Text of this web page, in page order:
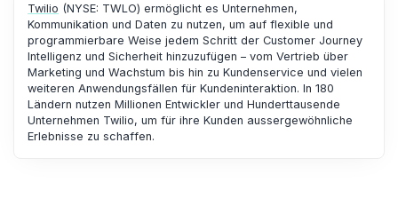
Twilio (NYSE: TWLO) ermöglicht es Unternehmen,
Kommunikation und Daten zu nutzen, um auf flexible und
programmierbare Weise jedem Schritt der Customer Journey
Intelligenz und Sicherheit hinzuzufügen – vom Vertrieb über
Marketing und Wachstum bis hin zu Kundenservice und vielen
weiteren Anwendungsfällen für Kundeninteraktion. In 180
Ländern nutzen Millionen Entwickler und Hunderttausende
Unternehmen Twilio, um für ihre Kunden aussergewöhnliche
Erlebnisse zu schaffen.